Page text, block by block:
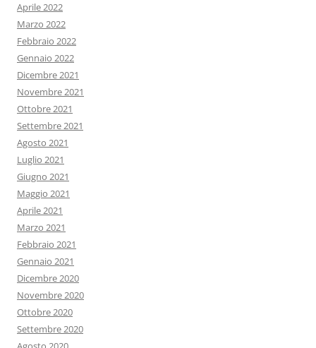
Aprile 2022
Marzo 2022
Febbraio 2022
Gennaio 2022
Dicembre 2021
Novembre 2021
Ottobre 2021
Settembre 2021
Agosto 2021
Luglio 2021
Giugno 2021
Maggio 2021
Aprile 2021
Marzo 2021
Febbraio 2021
Gennaio 2021
Dicembre 2020
Novembre 2020
Ottobre 2020
Settembre 2020